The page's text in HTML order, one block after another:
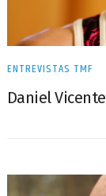
ENTREVISTAS TMF
Daniel